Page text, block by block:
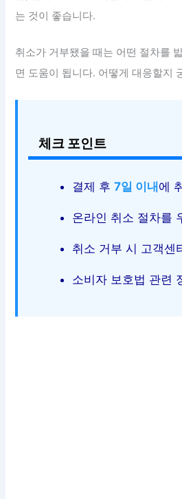
는 것이 좋습니다.
취소가 거부됐을 때는 어떤 절차를
면 도움이 됩니다. 어떻게 대응할지
체크 포인트
결제 후7일 이내에
온라인 취소 절차를
취소 거부 시 고객센
소비자 보호법 관련